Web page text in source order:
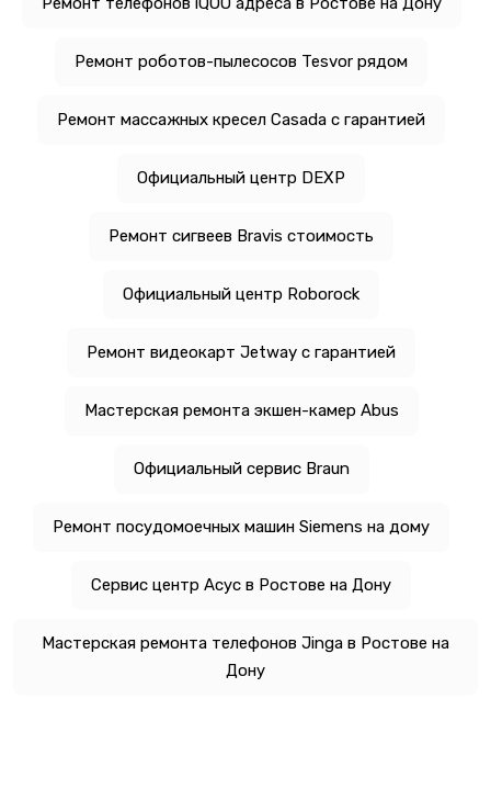
Ремонт роботов-пылесосов Tesvor рядом
Ремонт массажных кресел Casada с гарантией
Официальный центр DEXP
Ремонт сигвеев Bravis стоимость
Официальный центр Roborock
Ремонт видеокарт Jetway с гарантией
Мастерская ремонта экшен-камер Abus
Официальный сервис Braun
Ремонт посудомоечных машин Siemens на дому
Сервис центр Асус в Ростове на Дону
Мастерская ремонта телефонов Jinga в Ростове на
Дону